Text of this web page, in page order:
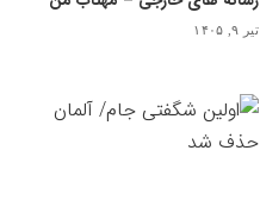
تیر ۹, ۱۴۰۵